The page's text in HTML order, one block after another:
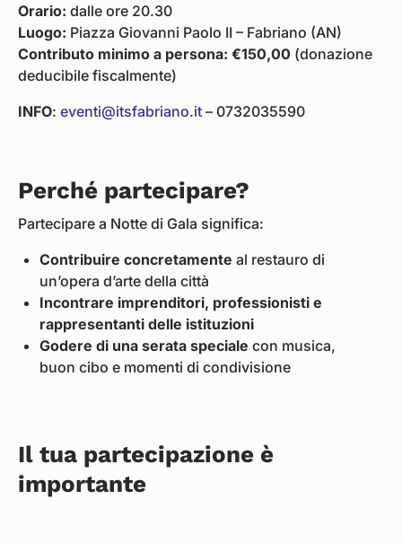
Orario: dalle ore 20.30
Luogo: Piazza Giovanni Paolo II – Fabriano (AN)
Contributo minimo a persona: €150,00 (donazione
deducibile fiscalmente)
INFO: eventi@itsfabriano.it – 0732035590
Perché partecipare?
Partecipare a Notte di Gala significa:
Contribuire concretamente al restauro di
un’opera d’arte della città
Incontrare imprenditori, professionisti e
rappresentanti delle istituzioni
Godere di una serata speciale con musica,
buon cibo e momenti di condivisione
Il tua partecipazione è
importante